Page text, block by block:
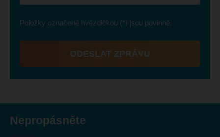
Položky označené hvězdičkou (*) jsou povinné.
ODESLAT ZPRÁVU
Nepropásněte